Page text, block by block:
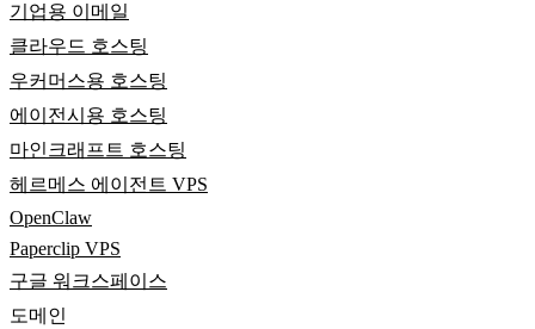
기업용 이메일
클라우드 호스팅
우커머스용 호스팅
에이전시용 호스팅
마인크래프트 호스팅
헤르메스 에이전트 VPS
OpenClaw
Paperclip VPS
구글 워크스페이스
도메인